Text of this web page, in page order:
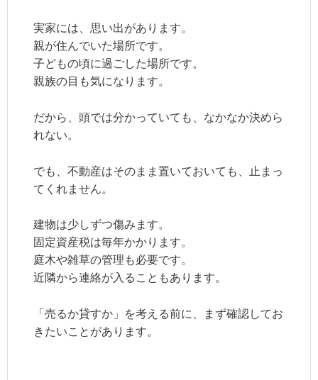
実家には、思い出があります。
親が住んでいた場所です。
子どもの頃に過ごした場所です。
親族の目も気になります。
だから、頭では分かっていても、なかなか決めら
れない。
でも、不動産はそのまま置いておいても、止まっ
てくれません。
建物は少しずつ傷みます。
固定資産税は毎年かかります。
庭木や雑草の管理も必要です。
近隣から連絡が入ることもあります。
「売るか貸すか」を考える前に、まず確認してお
きたいことがあります。